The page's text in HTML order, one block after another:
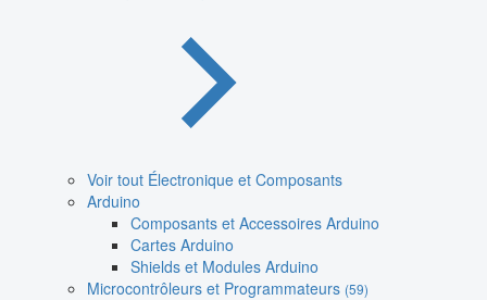
Voir tout Électronique et Composants
Arduino
Composants et Accessoires Arduino
Cartes Arduino
Shields et Modules Arduino
Microcontrôleurs et Programmateurs (59)